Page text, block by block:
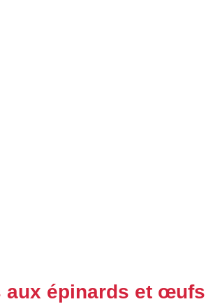
aux épinards et œufs